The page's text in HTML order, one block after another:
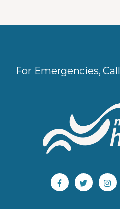
For Emergencies, Call